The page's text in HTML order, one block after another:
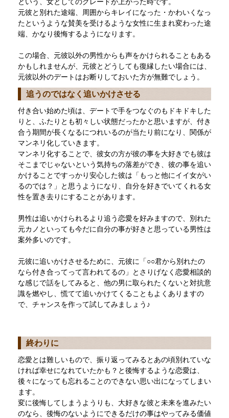
元彼と別れた途端、周囲からキレイになった・かわいくなっ
たというような賛美を受けるような女性に生まれ変わった途
端、かなり後悔するようになります。
この場合、元彼以外の男性からも声をかけられることもある
かもしれませんが、元彼とどうしても復縁したい場合には、
元彼以外のデートはお断りしておいた方が無難でしょう。
追うのではなく追いかけさせる
付き合い始めた頃は、デートで手をつなぐのもドキドキした
りと、ふたりとも初々しい状態だったかと思いますが、付き
合う期間が長くなるにつれいるのが当たり前になり、関係が
マンネリ化していきます。
マンネリ化することで、彼女の方が彼の事を大好きでも彼は
そこまでじゃないという気持ちの落差ができ、彼の事を追い
かけることですっかり安心した彼は「もっと他にイイ女がい
るのでは？」と思うようになり、自分を好きでいてくれる女
性を置き去りにすることがあります。
男性は追いかけられるより追う恋愛を好みますので、別れた
元カノといっても今だに自分の事が好きと思っている男性は
案外多いのです。
元彼に追いかけさせるために、元彼に「○○君から別れたの
なら付き合ってって言われてるの」とさりげなく恋愛相談的
な感じで話をしてみると、他の男に取られたくないと対抗意
識を燃やし、慌てて追いかけてくることもよくありますの
で、チャンスを作って試してみましょう♪
終わりに
恋愛とは難しいもので、振り返ってみるとあの頃別れていな
ければ幸せになれていたかも？と後悔するような恋愛は、
後々になっても忘れることのできない思い出になってしまい
ます。
変に後悔してしまうようりも、大好きな彼と未来を進みたい
のなら、後悔のないようにできるだけの事はやってみる価値